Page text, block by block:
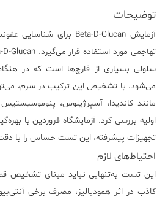
توضیحات
آزمایش Beta-D-Glucan برای شناسایی
سلولی بسیاری از قارچ‌ها است که در
می‌شود. با تشخیص این ترکیب در سرم،
مانند کاندیدا، آسپرژیلوس،
اولیه بررسی کرد. آزمایشگاه فروردینبا
تجهیزات پیشرفته، این تست حساس را با
احتیاط‌های لازم
این تست به‌تنهایی نباید مبنای تشخیص
کاذب در اثر همودیالیز، مصرف برخی